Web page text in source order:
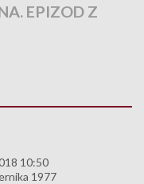
EPIZOD Z
10:50
1977